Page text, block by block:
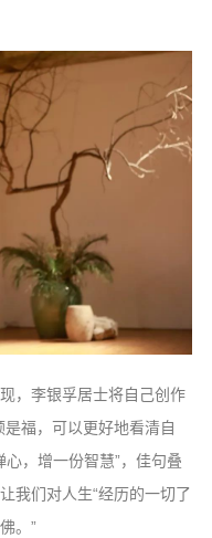
，李银孚居士将自己创作
福，可以更好地看清自
心，增一份智慧”，佳句叠
我们对人生“经历的一切了
。”